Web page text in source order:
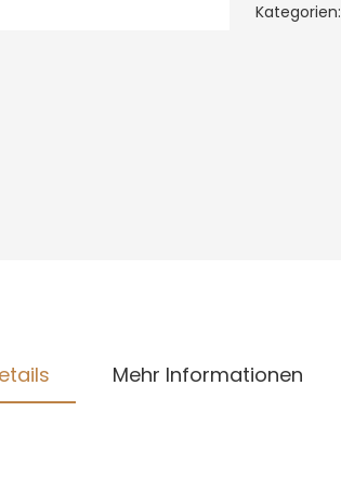
Kategorien:
Mehr Informationen